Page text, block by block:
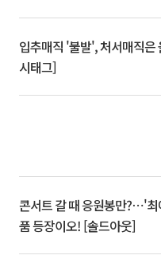
입추매직 '불발', 처서매직은
시태그]
콘서트 갈 때 응원봉만?⋯'최
품 등장이오! [솔드아웃]